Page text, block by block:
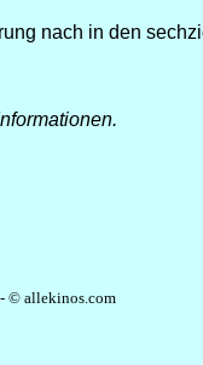
nach in den
© allekinos.com